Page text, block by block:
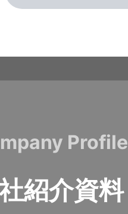
Profile
紹介資料